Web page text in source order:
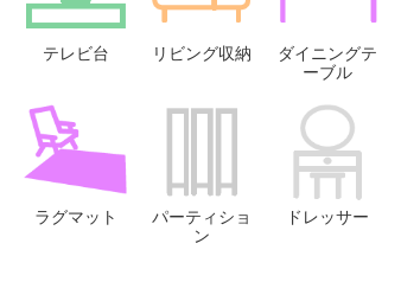
テレビ台 リビング収納
ダイニングテ
ーブル
ラグマット
パーティショ
ン
ドレッサー